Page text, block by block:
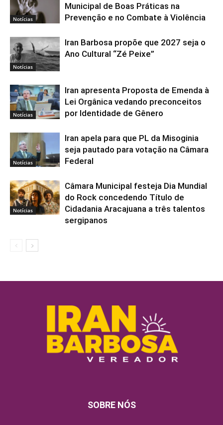
Notícias
Municipal de Boas Práticas na
Prevenção e no Combate à Violência
Notícias
Iran Barbosa propõe que 2027 seja o
Ano Cultural “Zé Peixe”
Notícias
Iran apresenta Proposta de Emenda à
Lei Orgânica vedando preconceitos
por Identidade de Gênero
Notícias
Iran apela para que PL da Misoginia
seja pautado para votação na Câmara
Federal
Notícias
Câmara Municipal festeja Dia Mundial
do Rock concedendo Título de
Cidadania Aracajuana a três talentos
sergipanos
SOBRE NÓS